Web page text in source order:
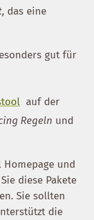
, das eine
gut für
auf der
Regeln und
und
diese Pakete
Sie sollten
die